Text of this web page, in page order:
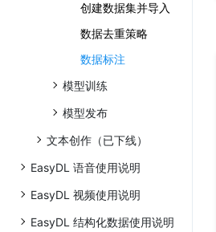
创建数据集并导入
数据去重策略
数据标注
模型训练
模型发布
文本创作（已下线）
EasyDL 语音使用说明
EasyDL 视频使用说明
EasyDL 结构化数据使用说明